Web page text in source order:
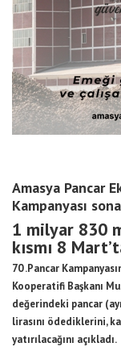
Amasya Pancar
Kampanyası
1 milyar 830
kısmı 8
70 .Pancar
Kooperatifi Başkanı
değerindeki pancar
lirasını ödediklerini,
yatırılacağını açıkladı.